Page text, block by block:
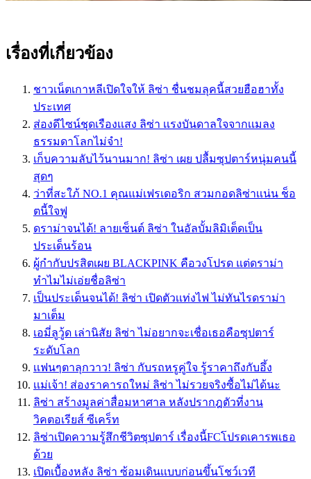
เรื่องที่เกี่ยวข้อง
ชาวเน็ตเกาหลีเปิดใจให้ ลิซ่า ชื่นชมลุคนี้สวยฮือฮาทั้ง
ประเทศ
ส่องดีไซน์ชุดเรืองเเสง ลิซ่า เเรงบันดาลใจจากเเมลง
ธรรมดาโลกไม่จำ!
เก็บความลับไว้นานมาก! ลิซ่า เผย ปลื้มซุปตาร์หนุ่มคนนี้
สุดๆ
ว่าที่สะใภ้ NO.1 คุณแม่เฟรเดอริก สวมกอดลิซ่าเเน่น ช็อ
ตนี้ใจฟู
ดราม่าจนได้! ลายเซ็นต์ ลิซ่า ในอัลบั้มลิมิเต็ดเป็น
ประเด็นร้อน
ผู้กำกับปรสิตเผย BLACKPINK คือวงโปรด แต่ดราม่า
ทำไมไม่เอ่ยชื่อลิซ่า
เป็นประเด็นจนได้! ลิซ่า เปิดตัวเเท่งไฟ ไม่ทันไรดราม่า
มาเต็ม
เอมี่ลูวู้ด เล่านิสัย ลิซ่า ไม่อยากจะเชื่อเธอคือซุปตาร์
ระดับโลก
เเฟนๆตาลุกวาว! ลิซ่า กับรถหรูคู่ใจ รู้ราคาถึงกับอึ้ง
เเม่เจ้า! ส่องราคารถใหม่ ลิซ่า ไม่รวยจริงซื้อไม่ได้นะ
ลิซ่า สร้างมูลค่าสื่อมหาศาล หลังปรากฎตัวที่งาน
วิคตอเรียส์ ซีเคร็ท
ลิซ่าเปิดความรู้สึกชีวิตซุปตาร์ เรื่องนี้FCโปรดเคารพเธอ
ด้วย
เปิดเบื้องหลัง ลิซ่า ซ้อมเดินเเบบก่อนขึ้นโชว์เวที